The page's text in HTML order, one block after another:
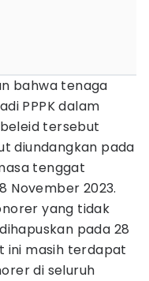
bahwa tenaga
PPPK dalam
tersebut
diundangkan pada
tenggat
November 2023.
yang tidak
pada 28
ini masih terdapat
di seluruh